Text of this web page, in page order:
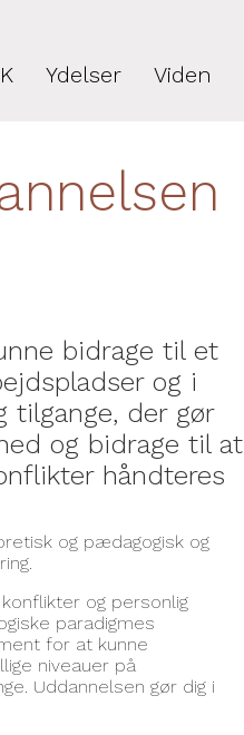
Ydelser Viden
bidrage til et
og i
tilgange, der gør
og bidrage til at
håndteres
og pædagogisk og
og personlig
paradigmes
for at kunne
niveauer på
Uddannelsen gør dig i